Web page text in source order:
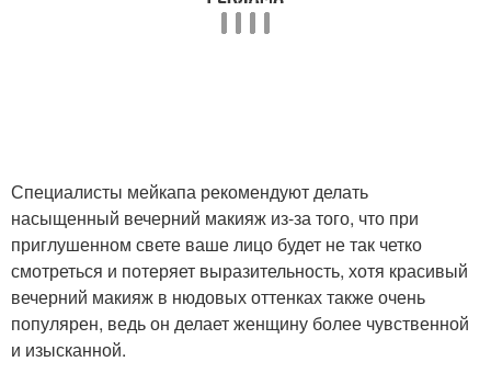
Специалисты мейкапа рекомендуют делать
насыщенный вечерний макияж из-за того, что при
приглушенном свете ваше лицо будет не так четко
смотреться и потеряет выразительность, хотя красивый
вечерний макияж в нюдовых оттенках также очень
популярен, ведь он делает женщину более чувственной
и изысканной.